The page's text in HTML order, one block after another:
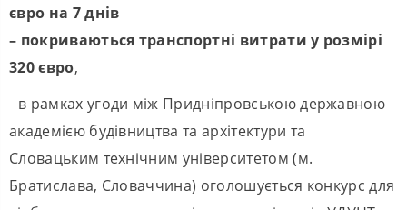
євро на 7 днів
– покриваються транспортні витрати у розмірі
320 євро,
в рамках угоди між Придніпровською державною
академією будівництва та архітектури та
Словацьким технічним університетом (м.
Братислава, Словаччина) оголошується конкурс для